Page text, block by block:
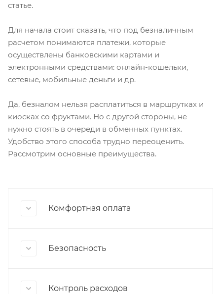
статье.
Для начала стоит сказать, что под безналичным
расчетом понимаются платежи, которые
осуществлены банковскими картами и
электронными средствами: онлайн-кошельки,
сетевые, мобильные деньги и др.
Да, безналом нельзя расплатиться в маршрутках и
киосках со фруктами. Но с другой стороны, не
нужно стоять в очереди в обменных пунктах.
Удобство этого способа трудно переоценить.
Рассмотрим основные преимущества.
Комфортная оплата
Безопасность
Контроль расходов